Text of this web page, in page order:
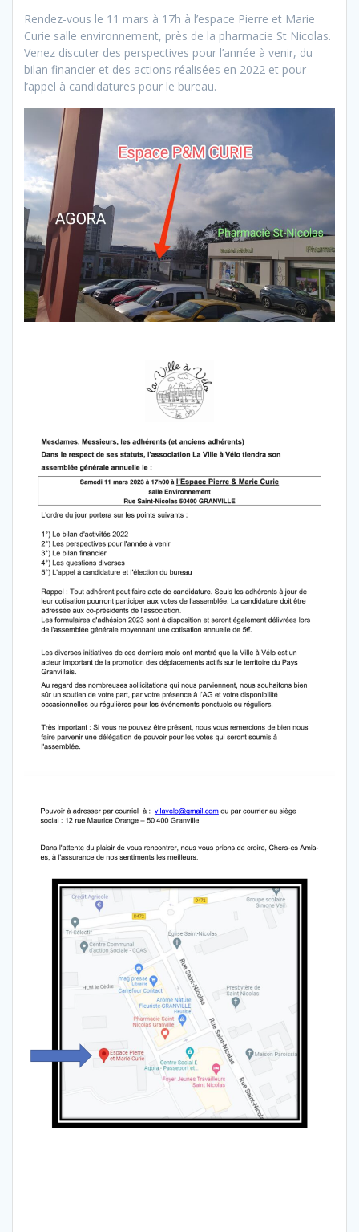
Rendez-vous le 11 mars à 17h à l’espace Pierre et Marie
Curie salle environnement, près de la pharmacie St Nicolas.
Venez discuter des perspectives pour l’année à venir, du
bilan financier et des actions réalisées en 2022 et pour
l’appel à candidatures pour le bureau.